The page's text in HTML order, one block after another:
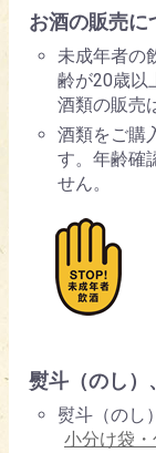
お酒の販売に
未成年者の
齢が20歳以
酒類の販売
酒類をご購
す。年齢確
せん。
熨斗（のし）
熨斗（のし
小分け袋